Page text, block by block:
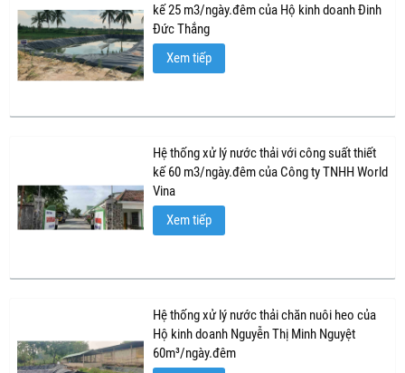
kế 25 m3/ngày.đêm của Hộ kinh doanh Đinh
Đức Thắng
Xem tiếp
Hệ thống xử lý nước thải với công suất thiết
kế 60 m3/ngày.đêm của Công ty TNHH World
Vina
Xem tiếp
Hệ thống xử lý nước thải chăn nuôi heo của
Hộ kinh doanh Nguyễn Thị Minh Nguyệt
60m³/ngày.đêm